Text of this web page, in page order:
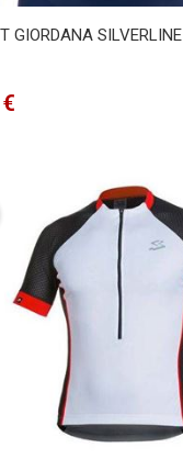
GIORDANA SILVERLINE